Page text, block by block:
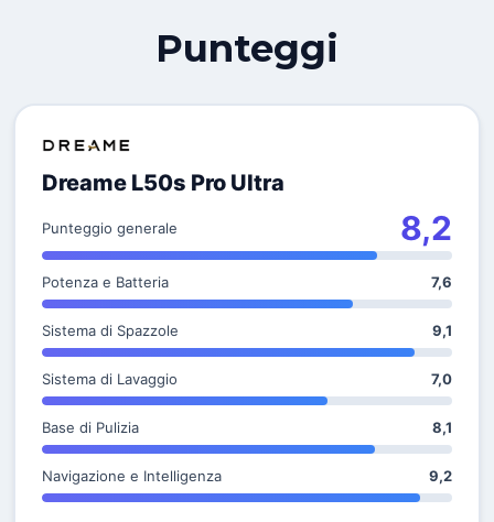
Punteggi
Dreame L50s Pro Ultra
Punteggio generale 8,2
Potenza e Batteria 7,6
Sistema di Spazzole 9,1
Sistema di Lavaggio 7,0
Base di Pulizia 8,1
Navigazione e Intelligenza 9,2